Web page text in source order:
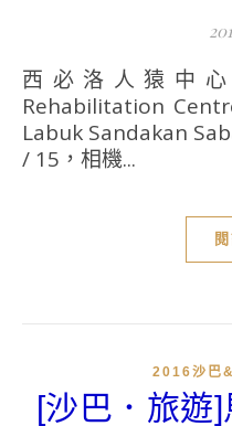
西必洛人猿中心 (Sepilok Orang Utan
Rehabilitation
Labuk Sandakan
/ 15，相機...
2016沙巴
[沙巴．旅遊